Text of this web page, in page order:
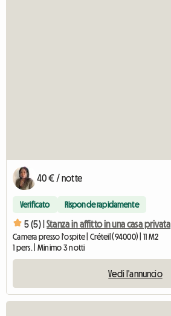
40 € / notte
Verificato Risponde rapidamente
5 (5) | Stanza in affitto in una casa privata
Camera presso l'ospite | Créteil (94000) | 11 M2
1 pers. | Minimo 3 notti
Vedi l'annuncio